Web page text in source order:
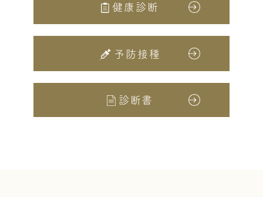
健康診断
予防接種
診断書